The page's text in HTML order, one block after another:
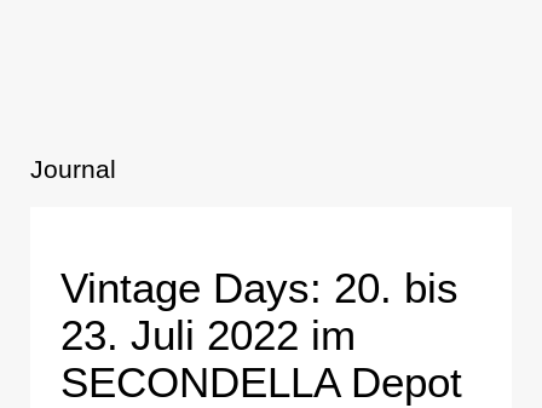
Journal
Vintage Days: 20. bis
23. Juli 2022 im
SECONDELLA Depot